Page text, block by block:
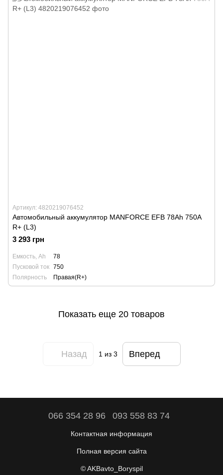
Артикул: 4820219076452
Автомобильный аккумулятор MANFORCE EFB 78Ah 750A
R+ (L3)
3 293 грн
Емкость, Ah
78
Пусковой ток 750
Полярность
Правая(R+)
Показать еще 20 товаров
Назад 1 из 3 Вперед
066 354 28 96 093 558 83 74
Контактная информация
Полная версия сайта
© AKBavto_Boryspil